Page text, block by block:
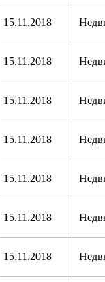
15.11.2018
15.11.2018
15.11.2018
15.11.2018
15.11.2018
15.11.2018
15.11.2018